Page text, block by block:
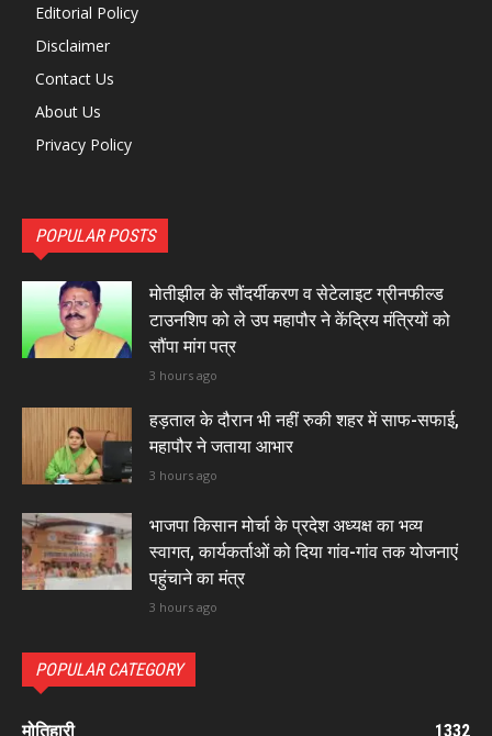
Editorial Policy
Disclaimer
Contact Us
About Us
Privacy Policy
POPULAR POSTS
मोतीझील के सौंदर्यीकरण व सेटेलाइट ग्रीनफील्ड
टाउनशिप को ले उप महापौर ने केंद्रिय मंत्रियों को
सौंपा मांग पत्र
3 hours ago
हड़ताल के दौरान भी नहीं रुकी शहर में साफ-सफाई,
महापौर ने जताया आभार
3 hours ago
भाजपा किसान मोर्चा के प्रदेश अध्यक्ष का भव्य
स्वागत, कार्यकर्ताओं को दिया गांव-गांव तक योजनाएं
पहुंचाने का मंत्र
3 hours ago
POPULAR CATEGORY
मोतिहारी 1332